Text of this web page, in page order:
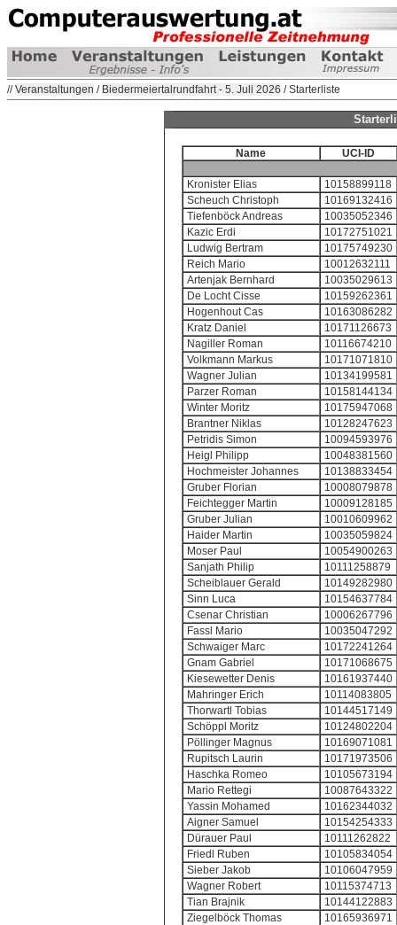
//Veranstaltungen / Biedermeiertalrundfahrt - 5. Juli 2026 / Starterliste
Name UCI-ID
Kronister Elias
10158899118
Scheuch Christoph
10169132416
Tiefenböck Andreas
10035052346
Kazic Erdi
10172751021
Ludwig Bertram
10175749230
Reich Mario
10012632111
Artenjak Bernhard
10035029613
De Locht Cisse
10159262361
Hogenhout Cas
10163086282
Kratz Daniel
10171126673
Nagiller Roman
10116674210
Volkmann Markus
10171071810
Wagner Julian
10134199581
Parzer Roman
10158144134
Winter Moritz
10175947068
Brantner Niklas
10128247623
Petridis Simon
10094593976
Heigl Philipp
10048381560
Hochmeister Johannes
10138833454
Gruber Florian
10008079878
Feichtegger Martin
10009128185
Gruber Julian
10010609962
Haider Martin
10035059824
Moser Paul
10054900263
Sanjath Philip
10111258879
Scheiblauer Gerald
10149282980
Sinn Luca
10154637784
Csenar Christian
10006267796
Fassl Mario
10035047292
Schwaiger Marc
10172241264
Gnam Gabriel
10171068675
Kiesewetter Denis
10161937440
Mahringer Erich
10114083805
Thorwartl Tobias
10144517149
Schöppl Moritz
10124802204
Pöllinger Magnus
10169071081
Rupitsch Laurin
10171973506
Haschka Romeo
10105673194
Mario Rettegi
10087643322
Yassin Mohamed
10162344032
Aigner Samuel
10154254333
Dürauer Paul
10111262822
Friedl Ruben
10105834054
Sieber Jakob
10106047959
Wagner Robert
10115374713
Tian Brajnik
10144122883
Ziegelböck Thomas
10165936971